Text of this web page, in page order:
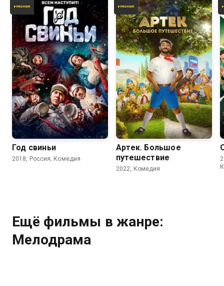
5.8 5.9
Год свиньи
2018, Россия, Комедия
7.6
Артек. Большое
путешествие
2022, Комедия
Ещё фильмы в жанре:
Мелодрама